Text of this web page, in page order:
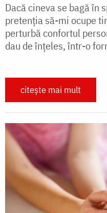
Dacă cineva se bagă în
pretenția să-mi ocupe
perturbă confortul
dau de înțeles, într-o
citește mai mult